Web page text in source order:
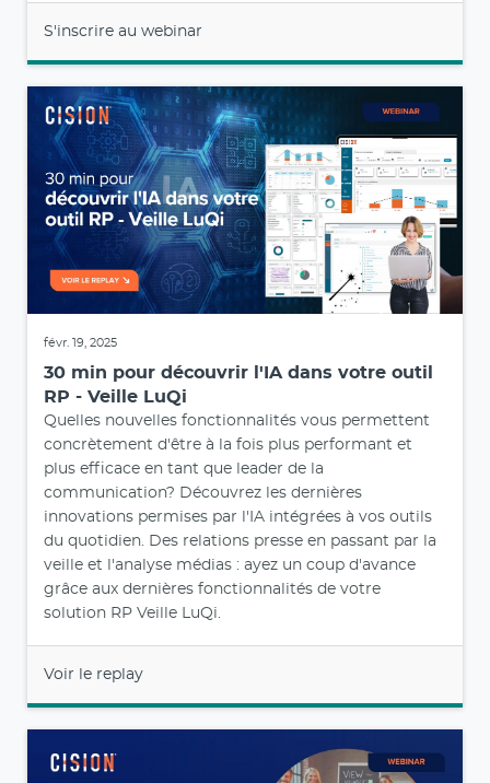
S'inscrire au webinar
févr. 19, 2025
30 min pour découvrir l'IA dans votre outil
RP - Veille LuQi
Quelles nouvelles fonctionnalités vous permettent
concrètement d'être à la fois plus performant et
plus efficace en tant que leader de la
communication? Découvrez les dernières
innovations permises par l'IA intégrées à vos outils
du quotidien. Des relations presse en passant par la
veille et l'analyse médias : ayez un coup d'avance
grâce aux dernières fonctionnalités de votre
solution RP Veille LuQi.
Voir le replay